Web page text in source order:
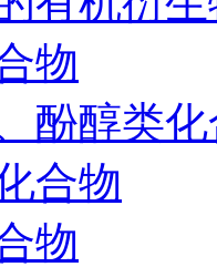
物
酚醇类
合物
物